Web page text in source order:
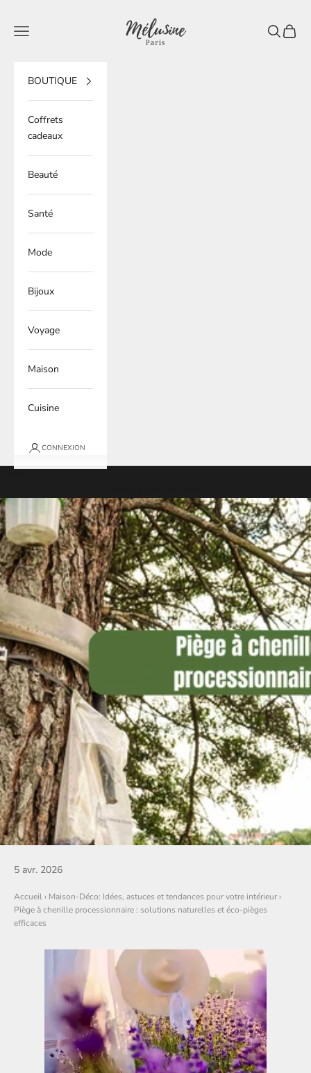
Mélusine Paris
Ouvrir la navigation
Ouvrir la
Voir
BOUTIQUE
Coffrets
cadeaux
Beauté
Santé
Mode
Bijoux
Voyage
Maison
Cuisine
CONNEXION
5 avr. 2026
Accueil› Maison-Déco: Idées, astuces et tendances pour votre intérieur›
Piège à chenille processionnaire : solutions naturelles et éco-pièges
efficaces